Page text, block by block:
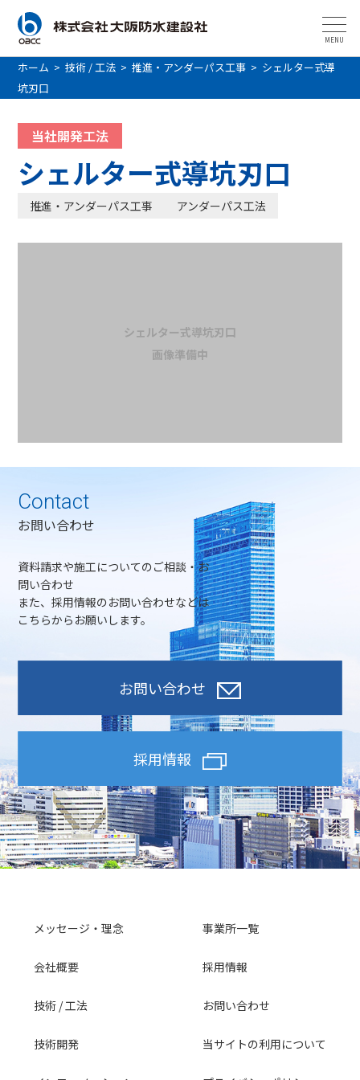
MENU
ホーム >技術 / 工法 >推進・アンダーパス工事 > シェルター式導
坑刃口
当社開発工法
シェルター式導坑刃口
推進・アンダーパス工事 アンダーパス工法
シェルター式導坑刃口
画像準備中
Contact
お問い合わせ
資料請求や施工についてのご相談・お
問い合わせ
また、採用情報のお問い合わせなどは
こちらからお願いします。
お問い合わせ
採用情報
メッセージ・理念
会社概要
技術 / 工法
技術開発
事業所一覧
採用情報
お問い合わせ
当サイトの利用について